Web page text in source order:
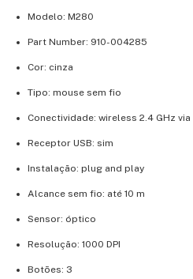
Modelo: M280
Part Number: 910-004285
Cor: cinza
Tipo: mouse sem fio
Conectividade: wireless 2.4 GHz
Receptor USB: sim
Instalação: plug and play
Alcance sem fio: até 10 m
Sensor: óptico
Resolução: 1000 DPI
Botões: 3